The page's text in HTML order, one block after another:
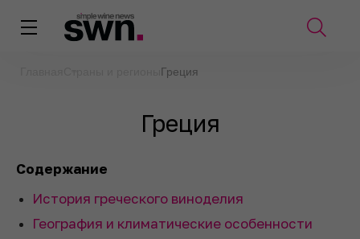
Греция
Греция
Содержание
История греческого виноделия
География и климатические особенности